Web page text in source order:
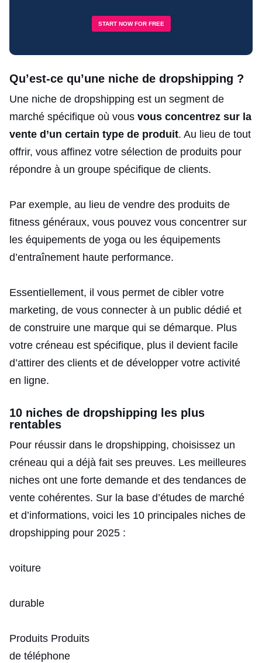
START NOW FOR FREE
Qu’est-ce qu’une niche de dropshipping ?
Une niche de dropshipping est un segment de
marché spécifique où vous vous concentrez sur la
vente d’un certain type de produit. Au lieu de tout
offrir, vous affinez votre sélection de produits pour
répondre à un groupe spécifique de clients.
Par exemple, au lieu de vendre des produits de
fitness généraux, vous pouvez vous concentrer sur
les équipements de yoga ou les équipements
d’entraînement haute performance.
Essentiellement, il vous permet de cibler votre
marketing, de vous connecter à un public dédié et
de construire une marque qui se démarque. Plus
votre créneau est spécifique, plus il devient facile
d’attirer des clients et de développer votre activité
en ligne.
10 niches de dropshipping les plus
rentables
Pour réussir dans le dropshipping, choisissez un
créneau qui a déjà fait ses preuves. Les meilleures
niches ont une forte demande et des tendances de
vente cohérentes. Sur la base d’études de marché
et d’informations, voici les 10 principales niches de
dropshipping pour 2025 :
voiture
durable
Produits Produits
de téléphone